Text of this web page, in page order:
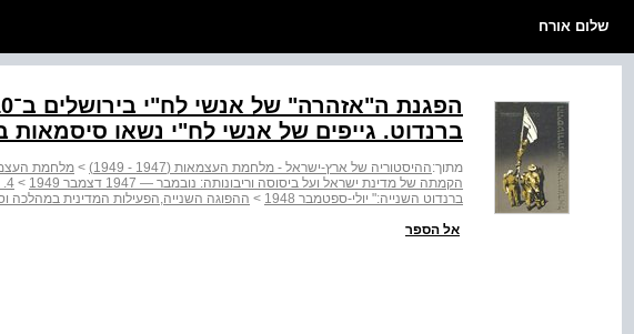
שלום אורח
ברנדוט. גייפים של אנשי לח"י נשאו סיסמאות
מתוך:ההיסטוריה של ארץ-ישראל - מלחמת העצמאות (1947 - 1949) > מלחמת
הקמתה של מדינת ישראל ועל ביסוסה וריבונותה: נובמבר — 1947 דצמבר 1949
>
ברנדוט השנייה:" יולי-ספטמבר 1948
> ההפוגה השנייה,הפעילות המדינית במהלכה
אל הספר